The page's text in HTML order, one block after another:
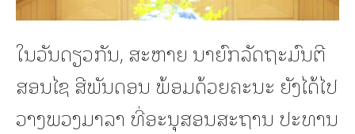
ໃນວັນດຽວກັນ, ສະຫາຍ ນາຍົກລັດຖະມົນຕີ
ສອນໄຊ ສີພັນດອນ ພ້ອມດ້ວຍຄະນະ ຍັງໄດ້ໄປ
ວາງພວງມາລາ ທີ່ອະນຸສອນສະຖານ ປະທານ